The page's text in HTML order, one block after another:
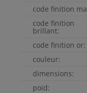
code finition
code finition
brillant:
code finition or:
couleur:
dimensions:
poid: